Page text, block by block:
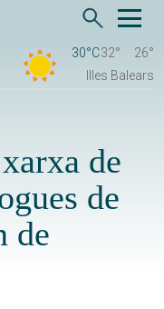
30°C32°
26°
Illes Balears
de
de
de